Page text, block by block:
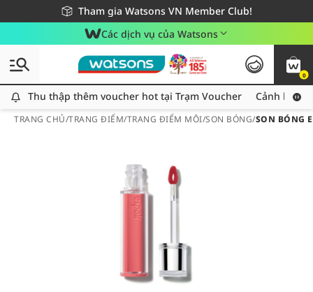
Tham gia Watsons VN Member Club!
Miễn phí giao hàng cho đơn hàng từ 249,000Đ
Giao hàng nhanh 24h - Áp dụng khu vực TP. Hồ Chí Minh
Các dịch vụ của Watsons
0
Thu thập thêm voucher hot tại Trạm Voucher
Thu thập thêm voucher hot tại Trạm Voucher Cảnh báo
TRANG CHỦ/TRANG ĐIỂM/TRANG ĐIỂM MÔI/SON BÓNG/SON BÓNG